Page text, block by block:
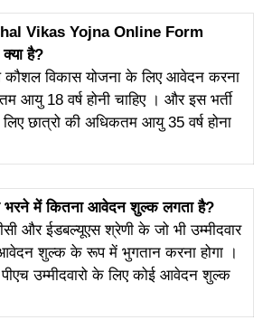
Vikas Yojna Online Form
है?
कौशल विकास योजना के लिए आवेदन करना
आयु 18 वर्ष होनी चाहिए । और इस भर्ती
छात्रो की अधिकतम आयु 35 वर्ष होना
भरने में कितना आवेदन शुल्क लगता है?
और ईडबल्यूएस श्रेणी के जो भी उम्मीदवार
शुल्क के रूप में भुगतान करना होगा ।
उम्मीदवारो के लिए कोई आवेदन शुल्क